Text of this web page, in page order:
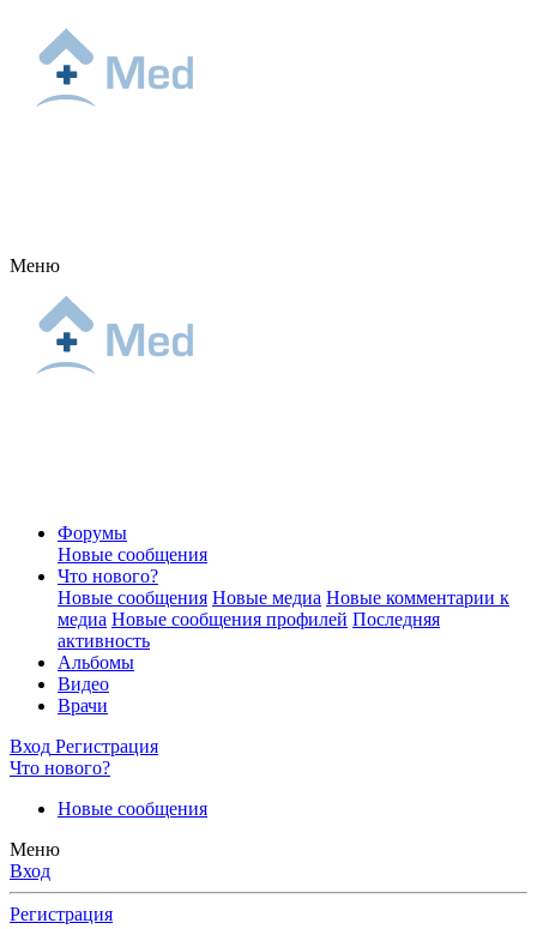
Меню
Форумы
Новые сообщения
Что нового?
Новые сообщения Новые медиа Новые комментарии к
медиа Новые сообщения профилей Последняя
активность
Альбомы
Видео
Врачи
Вход Регистрация
Что нового?
Новые сообщения
Меню
Вход
Регистрация